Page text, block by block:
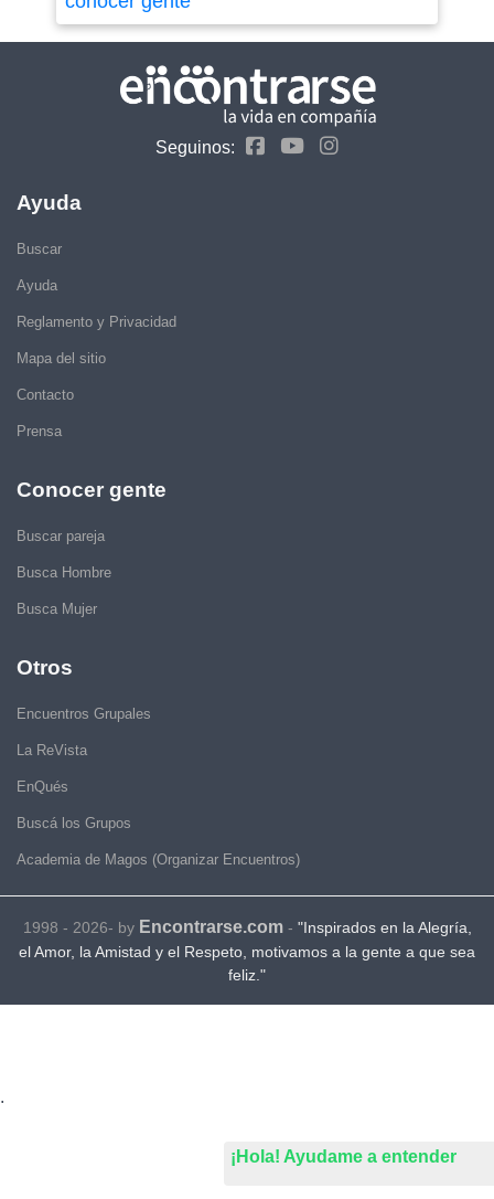
¡Hola! Ayudame a entender
Seguinos:
Ayuda
Buscar
Ayuda
Reglamento y Privacidad
Mapa del sitio
Contacto
Prensa
Conocer gente
Buscar pareja
Busca Hombre
Busca Mujer
Otros
Encuentros Grupales
La ReVista
EnQués
Buscá los Grupos
Academia de Magos (Organizar Encuentros)
1998 - 2026- by Encontrarse.com- "Inspirados en la Alegría,
el Amor, la Amistad y el Respeto, motivamos a la gente a que sea
feliz."
.